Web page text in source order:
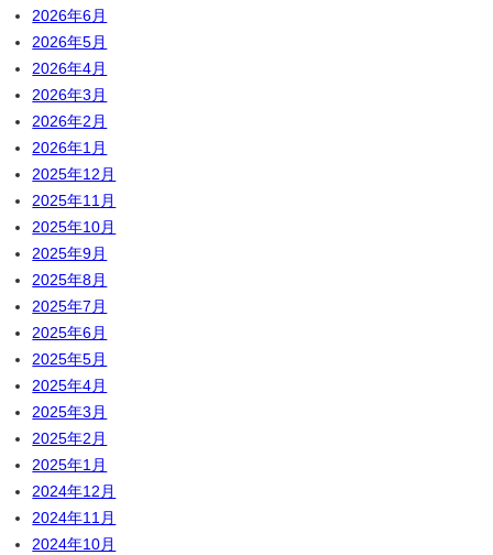
2026年6月
2026年5月
2026年4月
2026年3月
2026年2月
2026年1月
2025年12月
2025年11月
2025年10月
2025年9月
2025年8月
2025年7月
2025年6月
2025年5月
2025年4月
2025年3月
2025年2月
2025年1月
2024年12月
2024年11月
2024年10月